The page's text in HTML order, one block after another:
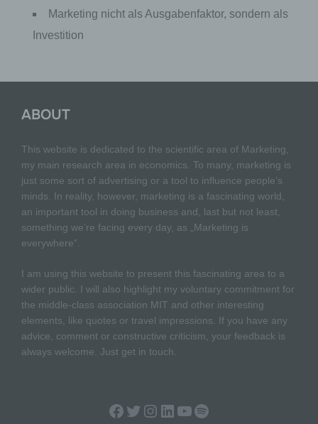
Marketing nicht als Ausgabenfaktor, sondern als
Investition
ABOUT
This website is dedicated to the scientific area of Marketing,
my main research area in economics. To many, marketing is
just some sort of advertising or a tool to influence people’s
minds. In reality, however, marketing is a fascinating world,
an important tool in doing business and, last but not least,
something we’re facing every day, as „Marketing is
everywhere“.
I am using this website to present this fascinating area to a
wider public. I will also highlight my voluntary commitment for
the middle-class association MIT and other interesting
elements, like quotes or travel impressions. If you have any
advice, comment or constructive criticism, your feedback is
always welcome. Just get in touch.
Facebook Twitter Instagram LinkedIn YouTube Spotify
oder dem Recht der Mitgliedstaaten
möglicherweise personenbezogene Daten
Dritter ist eine natürliche oder juristische Person,
der betroffenen Person, dem Verantwortlichen,
dem Auftragsverarbeiter und den Personen, die
unter der unmittelbaren Verantwortung des
Verantwortlichen oder des Auftragsverarbeiters
befugt sind, die personenbezogenen Daten zu
verarbeiten.
Einwilligung ist jede von der betroffenen Person
freiwillig für den bestimmten Fall in informierter
Weise und unmissverständlich abgegebene
Willensbekundung in Form einer Erklärung oder
einer sonstigen eindeutigen bestätigenden
Handlung, mit der die betroffene Person zu